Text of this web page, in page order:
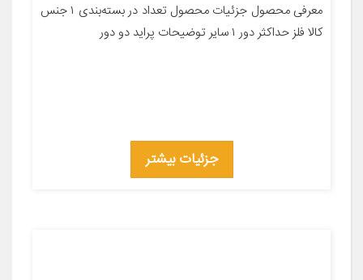
معرفی محصول جزئیات محصول تعداد در بسته‌بندی ۱ جنس
کالا فلز حداکثر دور ۱ سایر توضیحات پراید دو دور
جزئیات بیشتر